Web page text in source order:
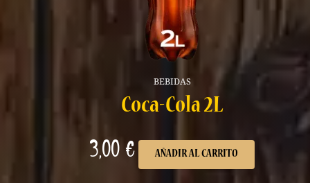
BEBIDAS
Coca-Cola 2L
3,00 € AÑADIR AL CARRITO